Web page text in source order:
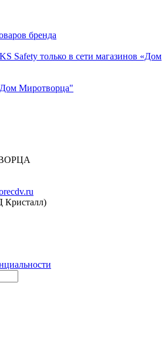
бренда
Safety только в сети магазинов «Дом
Миротворца"
Кристалл)